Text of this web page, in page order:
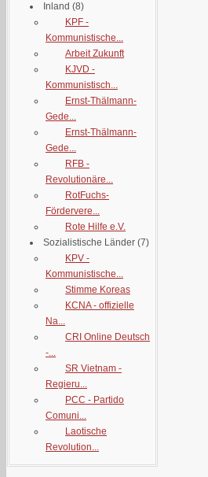
Inland (8)
KPF -
Kommunistische...
Arbeit Zukunft
KJVD -
Kommunistisch...
Ernst-Thälmann-
Gede...
Ernst-Thälmann-
Gede...
RFB -
Revolutionäre...
RotFuchs-
Fördervere...
Rote Hilfe e.V.
Sozialistische Länder (7)
KPV -
Kommunistische...
Stimme Koreas
KCNA - offizielle
Na...
CRI Online Deutsch
-...
SR Vietnam -
Regieru...
PCC - Partido
Comuni...
Laotische
Revolution...